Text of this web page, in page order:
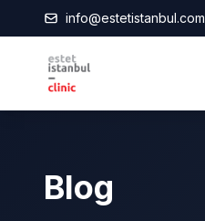
info@estetistanbul.com
Blog